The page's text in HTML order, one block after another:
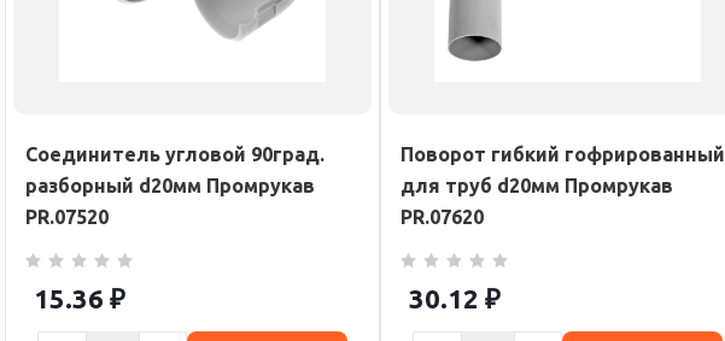
Соединитель угловой 90град.
разборный d20мм Промрукав
PR.07520
15.36 ₽
Поворот гибкий гофрированный
для труб d20мм Промрукав
PR.07620
30.12 ₽